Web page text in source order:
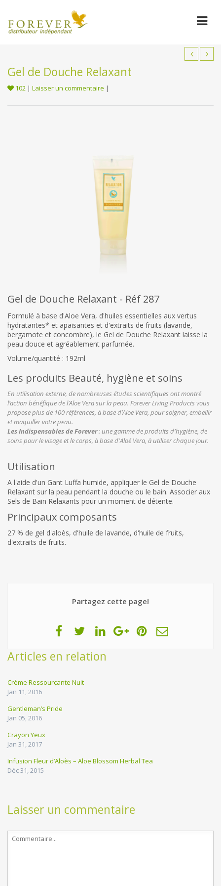
Gel de Douche Relaxant
102 | Laisser un commentaire |
Gel de Douche Relaxant - Réf 287
Formulé à base d'Aloe Vera, d'huiles essentielles aux vertus
hydratantes* et apaisantes et d'extraits de fruits (lavande,
bergamote et concombre), le Gel de Douche Relaxant laisse la
peau douce et agréablement parfumée.
Volume/quantité : 192ml
Les produits Beauté, hygiène et soins
En utilisation externe, de nombreuses études scientifiques ont montré
l’action bénéfique de l’Aloe Vera sur la peau. Forever Living Products vous
propose plus de 100 références, à base d’Aloe Vera, pour soigner, embellir
et maquiller votre peau.
Les Indispensables de Forever: une gamme de produits d'hygiène, de
soins pour le visage et le corps, à base d'Aloé Vera, à utiliser chaque jour.
Utilisation
A l'aide d'un Gant Luffa humide, appliquer le Gel de Douche
Relaxant sur la peau pendant la douche ou le bain. Associer aux
Sels de Bain Relaxants pour un moment de détente.
Principaux composants
27 % de gel d'aloès, d'huile de lavande, d'huile de fruits,
d'extraits de fruits.
Partagez cette page!
Articles en relation
Crème Ressourçante Nuit
Jan 11, 2016
Gentleman’s Pride
Jan 05, 2016
Crayon Yeux
Jan 31, 2017
Infusion Fleur d’Aloès – Aloe Blossom Herbal Tea
Déc 31, 2015
Laisser un commentaire